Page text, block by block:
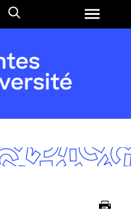
Aller